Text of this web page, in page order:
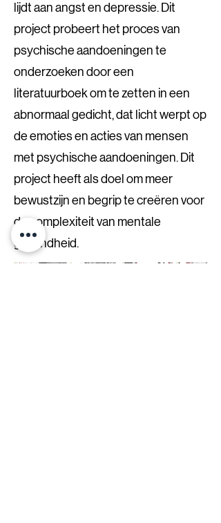
lijdt aan angst en depressie. Dit
project probeert het proces van
psychische aandoeningen te
onderzoeken door een
literatuurboek om te zetten in een
abnormaal gedicht, dat licht werpt op
de emoties en acties van mensen
met psychische aandoeningen. Dit
project heeft als doel om meer
bewustzijn en begrip te creëren voor
de complexiteit van mentale
gezondheid.